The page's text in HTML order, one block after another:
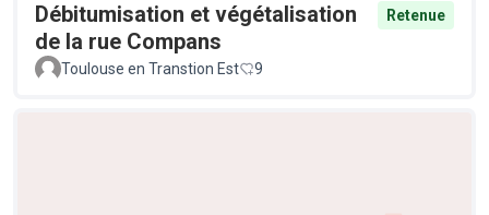
Débitumisation et végétalisation
de la rue Compans
Retenue
Toulouse en Transtion Est 9